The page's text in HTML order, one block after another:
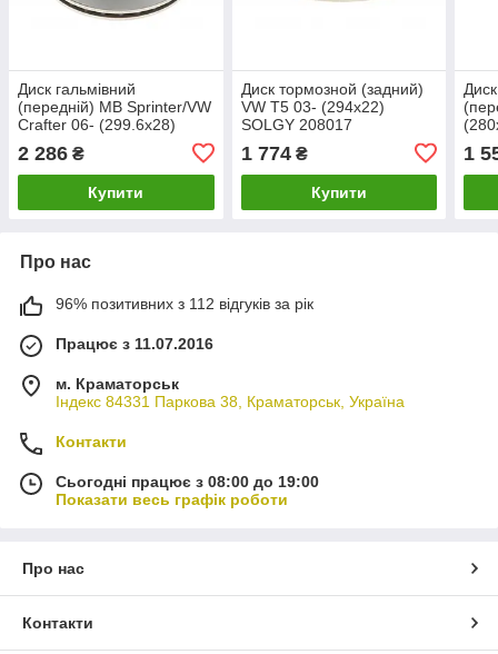
Диск гальмівний
(передній) MB Sprinter/VW
Crafter 06- (299.6x28)
2 286 ₴
Купити
Диск тормозной (задний)
VW T5 03- (294x22)
SOLGY 208017
1 774₴
Купити
1
Про нас
96% позитивних з 112 відгуків за рік
Працює з 11.07.2016
м. Краматорськ
Індекс 84331 Паркова 38, Краматорськ, Україна
Контакти
Сьогодні працює з 08:00 до 19:00
Показати весь графік роботи
Про нас
Контакти